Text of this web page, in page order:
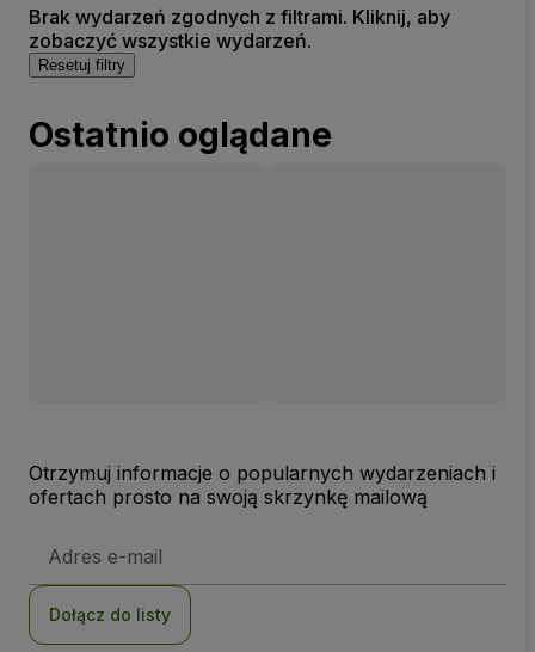
Brak wydarzeń zgodnych z filtrami. Kliknij, aby
zobaczyć wszystkie wydarzeń.
Resetuj filtry
Ostatnio oglądane
Otrzymuj informacje o popularnych wydarzeniach i
ofertach prosto na swoją skrzynkę mailową
e-
Dołącz do listy